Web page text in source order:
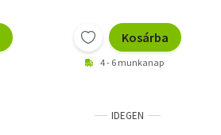
Kosárba
4 - 6 munkanap
IDEGEN